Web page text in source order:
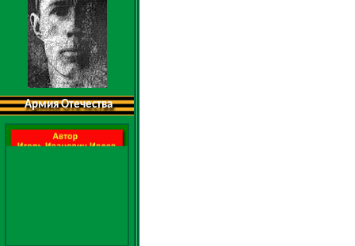
Армия Отечества